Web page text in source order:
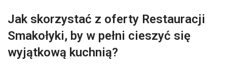
Jak skorzystać z oferty Restauracji
Smakołyki, by w pełni cieszyć się
wyjątkową kuchnią?